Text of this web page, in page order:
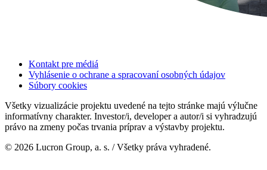
Kontakt pre médiá
Vyhlásenie o ochrane a spracovaní osobných údajov
Súbory cookies
Všetky vizualizácie projektu uvedené na tejto stránke majú výlučne
informatívny charakter. Investor/i, developer a autor/i si vyhradzujú
právo na zmeny počas trvania príprav a výstavby projektu.
© 2026 Lucron Group, a. s. / Všetky práva vyhradené.